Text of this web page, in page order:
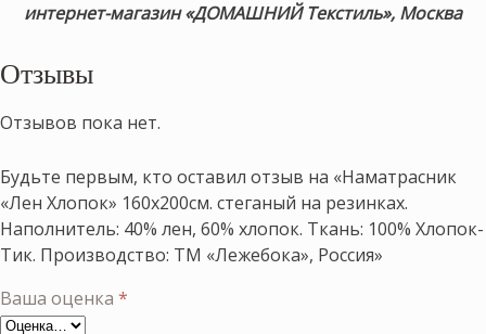
интернет-магазин «ДОМАШНИЙ Текстиль», Москва
Отзывы
Отзывов пока нет.
Будьте первым, кто оставил отзыв на «Наматрасник
«Лен Хлопок» 160х200см. стеганый на резинках.
Наполнитель: 40% лен, 60% хлопок. Ткань: 100% Хлопок-
Тик. Производство: ТМ «Лежебока», Россия»
Ваша оценка *